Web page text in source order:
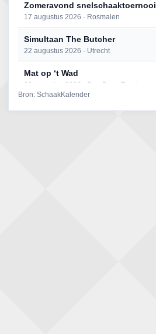
Zomeravond snelschaaktoernooi
17 augustus 2026 · Rosmalen
Simultaan The Butcher
22 augustus 2026 · Utrecht
Mat op ‘t Wad
22 augustus 2026 · Den Burg, Texel
Bron: SchaakKalender